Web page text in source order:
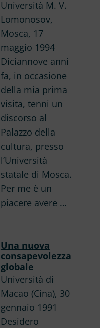
Università M. V.
Lomonosov,
Mosca, 17
maggio 1994
Diciannove anni
fa, in occasione
della mia prima
visita, tenni un
discorso al
Palazzo della
cultura, presso
l’Università
statale di Mosca.
Per me è un
piacere avere …
Una nuova
consapevolezza
globale
Università di
Macao (Cina), 30
gennaio 1991
Desidero